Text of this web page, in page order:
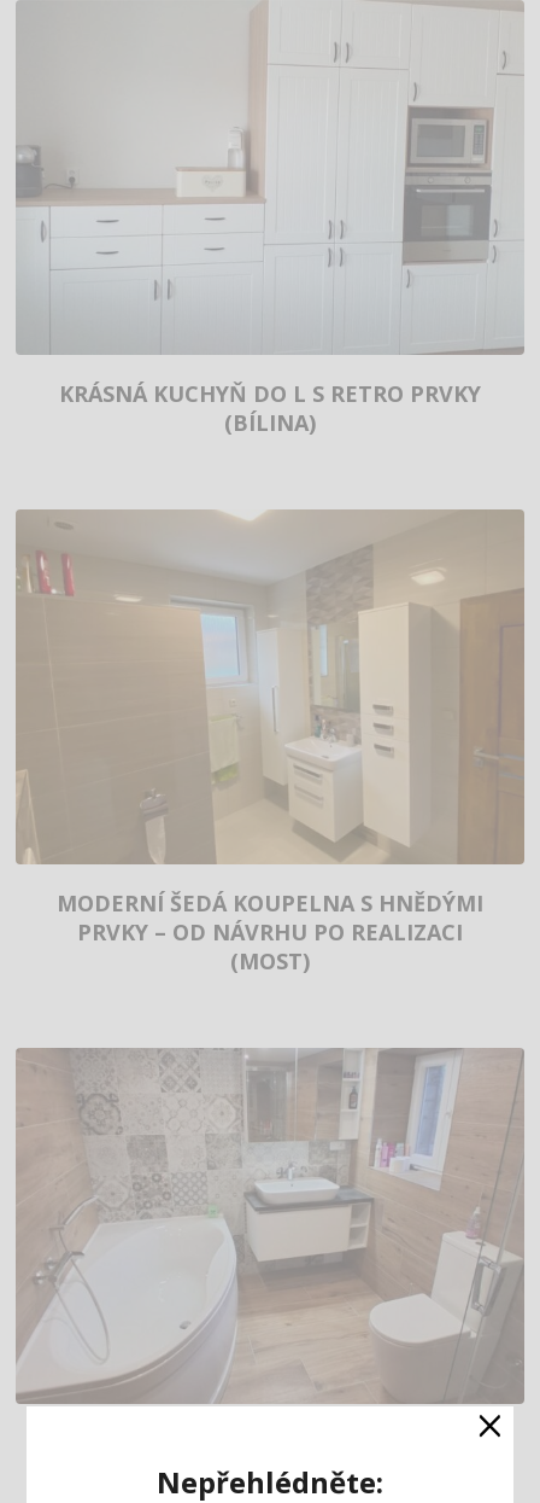
KRÁSNÁ KUCHYŇ DO L S RETRO PRVKY
(BÍLINA)
MODERNÍ ŠEDÁ KOUPELNA S HNĚDÝMI
PRVKY – OD NÁVRHU PO REALIZACI
(MOST)
A PROSTORNÝM WALK-IN SPRCHOVÝM
Nepřehlédněte:
×